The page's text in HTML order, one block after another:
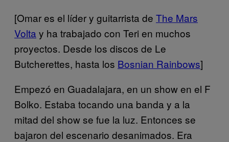
[Omar es el líder y guitarrista de The Mars
Volta y ha trabajado con Teri en muchos
proyectos. Desde los discos de Le
Butcherettes, hasta los Bosnian Rainbows]
Empezó en Guadalajara, en un show en el F
Bolko. Estaba tocando una banda y a la
mitad del show se fue la luz. Entonces se
bajaron del escenario desanimados. Era